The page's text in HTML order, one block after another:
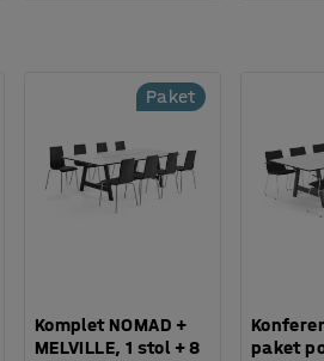
Paket
Komplet NOMAD +
MELVILLE, 1 stol + 8
paket